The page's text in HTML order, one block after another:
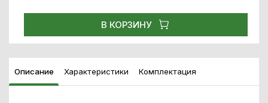
В КОРЗИНУ
Описание Характеристики Комплектация